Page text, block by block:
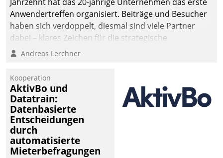
Anwendertreffen organisiert. Beiträge und Besucher
haben sich verdoppelt, diesmal sind viele Partner
dabei – klares Zeichen für die strategische
Fokussierung auf den Kunden.
Andreas Lerchner
Kooperation
AktivBo und
Datatrain:
Datenbasierte
Entscheidungen
durch
automatisierte
Mieterbefragungen